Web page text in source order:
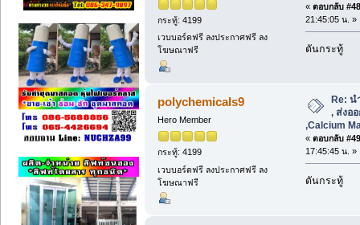
กระทู้: 4199
เวบบอร์ดฟรี ลงประกาศฟรี ลง
โฆษณาฟรี
« ตอบกลับ
21:45:05 น. »
ดันกระทู้
polychemicals9
Hero Member
กระทู้: 4199
เวบบอร์ดฟรี ลงประกาศฟรี ลง
โฆษณาฟรี
Re: น
, ส่งอ
,Calcium
« ตอบกลับ
17:45:45 น. »
ดันกระทู้